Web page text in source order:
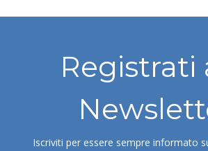
Registrati
Iscriviti per essere sempre informato